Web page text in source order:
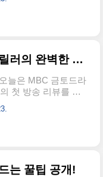
았다"면서도, "가족
임신 기간을 보냈
터 입장료, 그리고 인
한 번에 정리했습니
판에서 크리스마스
운영 시간: 매일
장)교통: 지하철 2호
8호선 잠실역 11번
디광장은 이미 서
이에요. 특히 샤넬 로
지금 거신 전화는 로맨스와 스릴러의 완벽한 조화! (+원작 웹소설 )
늘은 MBC 금토드라
첫 방송 리뷰를 준
로맨스와 스릴러
으로, 첫 방송부터
시청자들을 사로잡았
포인트, 스토리, 그
9시 50분장르: 로맨
는 꿀팁 공개!